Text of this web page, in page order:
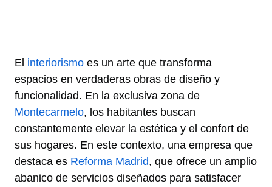
El interiorismo es un arte que transforma
espacios en verdaderas obras de diseño y
funcionalidad. En la exclusiva zona de
Montecarmelo, los habitantes buscan
constantemente elevar la estética y el confort de
sus hogares. En este contexto, una empresa que
destaca es Reforma Madrid, que ofrece un amplio
abanico de servicios diseñados para satisfacer